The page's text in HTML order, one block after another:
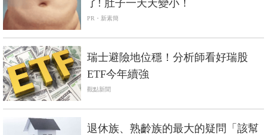
了! 肚子一天天變小！
PR・新素簡
瑞士避險地位穩！分析師看好瑞股
ETF今年續強
觀點新聞
退休族、熟齡族的最大的疑問「該幫